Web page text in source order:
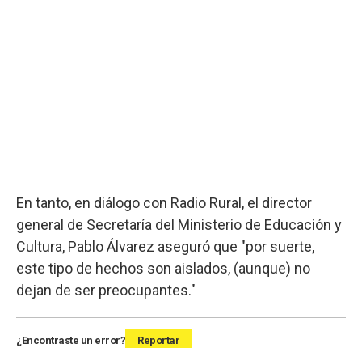
En tanto, en diálogo con Radio Rural, el director
general de Secretaría del Ministerio de Educación y
Cultura, Pablo Álvarez aseguró que "por suerte,
este tipo de hechos son aislados, (aunque) no
dejan de ser preocupantes."
¿Encontraste un error? Reportar